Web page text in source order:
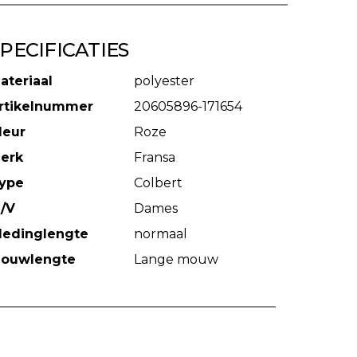
polyester
20605896-171654
Roze
Fransa
Colbert
V
Dames
normaal
Lange mouw